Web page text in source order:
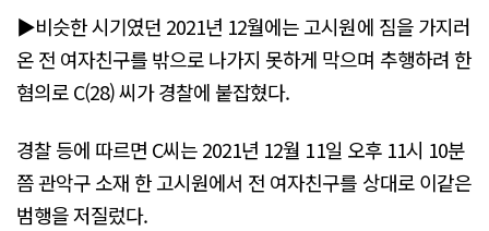
▶비슷한 시기였던 2021년 12월에는 고시원에 짐을 가지러
온 전 여자친구를 밖으로 나가지 못하게 막으며 추행하려 한
혐의로 C(28) 씨가 경찰에 붙잡혔다.
경찰 등에 따르면 C씨는 2021년 12월 11일 오후 11시 10분
쯤 관악구 소재 한 고시원에서 전 여자친구를 상대로 이같은
범행을 저질렀다.